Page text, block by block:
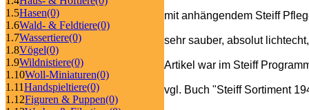
1.5Hasen(0)
1.6Wald- & Feldtiere(0)
1.7Wassertiere(0)
1.8Vögel(0)
1.9Wildnistiere(0)
1.10Woll-Miniaturen(0)
1.11Handspieltiere(0)
1.12Figuren & Puppen(0)
mit anhängendem Steiff
sehr sauber, absolut
Artikel war im Steiff
vgl. Buch "Steiff Sortiment